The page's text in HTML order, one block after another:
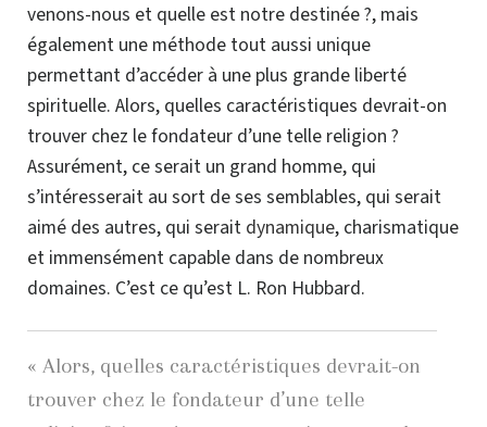
venons-nous et quelle est notre destinée ?, mais
également une méthode tout aussi unique
permettant d’accéder à une plus grande liberté
spirituelle. Alors, quelles caractéristiques devrait-on
trouver chez le fondateur d’une telle religion ?
Assurément, ce serait un grand homme, qui
s’intéresserait au sort de ses semblables, qui serait
aimé des autres, qui serait dynamique, charismatique
et immensément capable dans de nombreux
domaines. C’est ce qu’est L. Ron Hubbard.
« Alors, quelles caractéristiques devrait-on
trouver chez le fondateur d’une telle